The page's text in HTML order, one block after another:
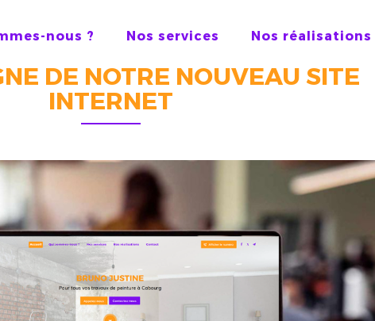
nous ? Nos services Nos réalisations
DE NOTRE NOUVEAU SITE
INTERNET